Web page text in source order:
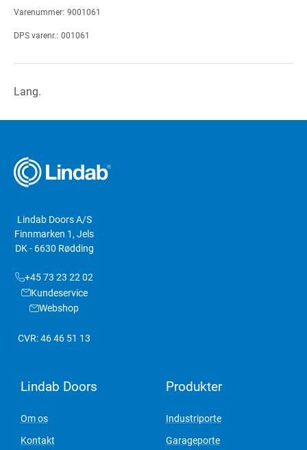
Varenummer: 9001061
DPS varenr.: 001061
Lang.
Lindab Doors A/S
Finnmarken 1, Jels
DK - 6630 Rødding
+45 73 23 22 02
Kundeservice
Webshop
CVR: 46 46 51 13
Lindab Doors
Om os
Kontakt
Produkter
Industriporte
Garageporte